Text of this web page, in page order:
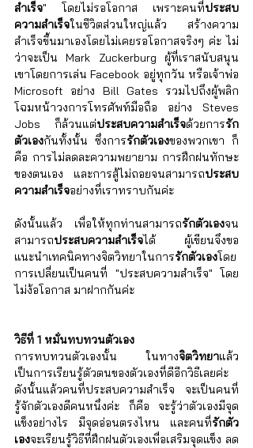
สำเร็จ" โดยไม่รอโอกาส เพราะคนที่ประสบ
ความสำเร็จในชีวิตส่วนใหญ่แล้ว สร้างความ
สำเร็จขึ้นมาเองโดยไม่เคยรอโอกาสจริงๆ ค่ะ ไม่
ว่าจะเป็น Mark Zuckerburg ผู้ที่เราสนับสนุน
เขาโดยการเล่น Facebook อยู่ทุกวัน หรือเจ้าพ่อ
Microsoft อย่าง Bill Gates รวมไปถึงผู้พลิก
โฉมหน้าวงการโทรศัพท์มือถือ อย่าง Steves
Jobs ก็ล้วนแต่ประสบความสำเร็จด้วยการรัก
ตัวเองกันทั้งนั้น ซึ่งการรักตัวเองของพวกเขา ก็
คือ การไม่ลดละความพยายาม การฝึกฝนทักษะ
ของตนเอง และการสู้ไม่ถอยจนสามารถประสบ
ความสำเร็จอย่างที่เราทราบกันค่ะ
ดังนั้นแล้ว เพื่อให้ทุกท่านสามารถรักตัวเองจน
สามารถประสบความสำเร็จได้ ผู้เขียนจึงขอ
แนะนำเทคนิคทางจิตวิทยาในการรักตัวเองโดย
การเปลี่ยนเป็นคนที่ "ประสบความสำเร็จ" โดย
ไม่ง้อโอกาส มาฝากกันค่ะ
วิธีที่ 1 หมั่นทบทวนตัวเอง
การทบทวนตัวเองนั้น ในทางจิตวิทยาแล้ว
เป็นการเรียนรู้ตัวตนของตัวเองที่ดีอีกวิธีเลยค่ะ
ดังนั้นแล้วคนที่ประสบความสำเร็จ จะเป็นคนที่
รู้จักตัวเองดีคนหนึ่งค่ะ ก็คือ จะรู้ว่าตัวเองมีจุด
แข็งอย่างไร มีจุดอ่อนตรงไหน และคนที่รักตัว
เองจะเรียนรู้วิธีที่ฝึกฝนตัวเองเพื่อเสริมจุดแข็ง ลด